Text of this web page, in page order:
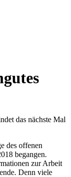
das nächste Mal
des offenen
begangen.
zur Arbeit
Denn viele